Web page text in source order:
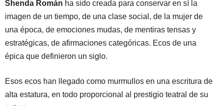
Shenda Román ha sido creada para conservar en sí la
imagen de un tiempo, de una clase social, de la mujer de
una época, de emociones mudas, de mentiras tensas y
estratégicas, de afirmaciones categóricas. Ecos de una
épica que definieron un siglo.
Esos ecos han llegado como murmullos en una escritura de
alta estatura, en todo proporcional al prestigio teatral de su